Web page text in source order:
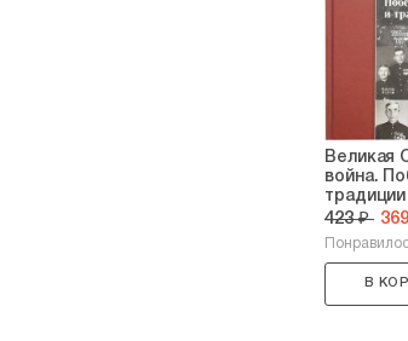
Великая
война.
традиции
423 ₽
В